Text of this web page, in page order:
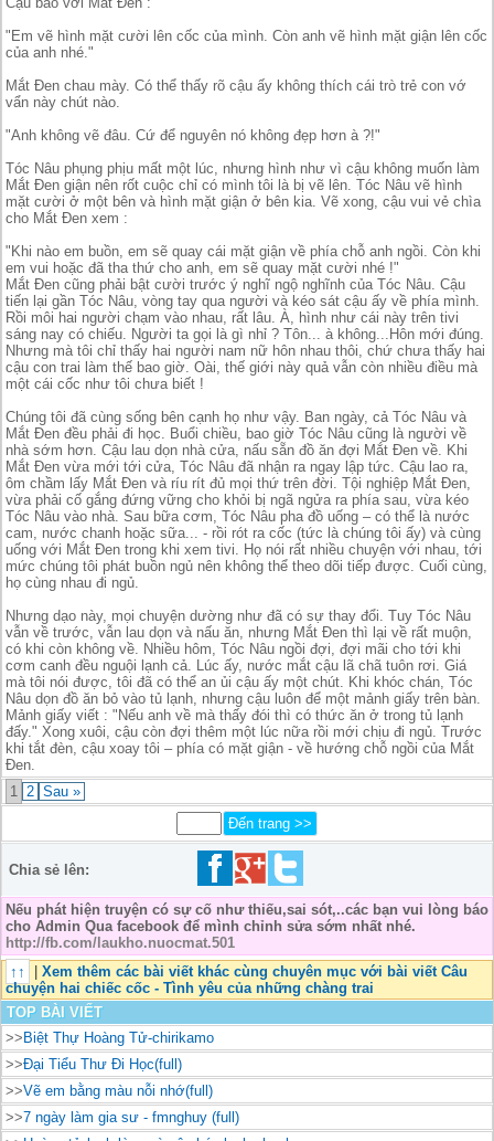
"Em vẽ hình mặt cười lên cốc của mình. Còn anh vẽ hình mặt giận lên cốc
của anh nhé."
Mắt Đen chau mày. Có thể thấy rõ cậu ấy không thích cái trò trẻ con vớ
vẩn này chút nào.
"Anh không vẽ đâu. Cứ để nguyên nó không đẹp hơn à ?!"
Tóc Nâu phụng phịu mất một lúc, nhưng hình như vì cậu không muốn làm
Mắt Đen giận nên rốt cuộc chỉ có mình tôi là bị vẽ lên. Tóc Nâu vẽ hình
mặt cười ở một bên và hình mặt giận ở bên kia. Vẽ xong, cậu vui vẻ chìa
cho Mắt Đen xem :
"Khi nào em buồn, em sẽ quay cái mặt giận về phía chỗ anh ngồi. Còn khi
em vui hoặc đã tha thứ cho anh, em sẽ quay mặt cười nhé !"
Mắt Đen cũng phải bật cười trước ý nghĩ ngộ nghĩnh của Tóc Nâu. Cậu
tiến lại gần Tóc Nâu, vòng tay qua người và kéo sát cậu ấy về phía mình.
Rồi môi hai người chạm vào nhau, rất lâu. À, hình như cái này trên tivi
sáng nay có chiếu. Người ta gọi là gì nhỉ ? Tôn... à không...Hôn mới đúng.
Nhưng mà tôi chỉ thấy hai người nam nữ hôn nhau thôi, chứ chưa thấy hai
cậu con trai làm thế bao giờ. Oài, thế giới này quả vẫn còn nhiều điều mà
một cái cốc như tôi chưa biết !
Chúng tôi đã cùng sống bên cạnh họ như vậy. Ban ngày, cả Tóc Nâu và
Mắt Đen đều phải đi học. Buổi chiều, bao giờ Tóc Nâu cũng là người về
nhà sớm hơn. Cậu lau dọn nhà cửa, nấu sẵn đồ ăn đợi Mắt Đen về. Khi
Mắt Đen vừa mới tới cửa, Tóc Nâu đã nhận ra ngay lập tức. Cậu lao ra,
ôm chầm lấy Mắt Đen và ríu rít đủ mọi thứ trên đời. Tội nghiệp Mắt Đen,
vừa phải cố gắng đứng vững cho khỏi bị ngã ngửa ra phía sau, vừa kéo
Tóc Nâu vào nhà. Sau bữa cơm, Tóc Nâu pha đồ uống – có thể là nước
cam, nước chanh hoặc sữa... - rồi rót ra cốc (tức là chúng tôi ấy) và cùng
uống với Mắt Đen trong khi xem tivi. Họ nói rất nhiều chuyện với nhau, tới
mức chúng tôi phát buồn ngủ nên không thể theo dõi tiếp được. Cuối cùng,
họ cùng nhau đi ngủ.
Nhưng dạo này, mọi chuyện dường như đã có sự thay đổi. Tuy Tóc Nâu
vẫn về trước, vẫn lau dọn và nấu ăn, nhưng Mắt Đen thì lại về rất muộn,
có khi còn không về. Nhiều hôm, Tóc Nâu ngồi đợi, đợi mãi cho tới khi
cơm canh đều nguội lạnh cả. Lúc ấy, nước mắt cậu lã chã tuôn rơi. Giá
mà tôi nói được, tôi đã có thể an ủi cậu ấy một chút. Khi khóc chán, Tóc
Nâu dọn đồ ăn bỏ vào tủ lạnh, nhưng cậu luôn để một mảnh giấy trên bàn.
Mảnh giấy viết : "Nếu anh về mà thấy đói thì có thức ăn ở trong tủ lạnh
đấy." Xong xuôi, cậu còn đợi thêm một lúc nữa rồi mới chịu đi ngủ. Trước
khi tắt đèn, cậu xoay tôi – phía có mặt giận - về hướng chỗ ngồi của Mắt
Đen.
1
2 Sau »
Chia sẻ lên:
Nếu phát hiện truyện có sự cố như thiếu,sai sót,..các bạn vui lòng báo
cho Admin Qua facebook để mình chỉnh sửa sớm nhất nhé.
http://fb.com/laukho.nuocmat.501
↑↑
| Xem thêm các bài viết khác cùng chuyên mục với bài viết Câu
chuyện hai chiếc cốc - Tình yêu của những chàng trai
TOP BÀI VIẾT
>>Biệt Thự Hoàng Tử-chirikamo
>>Đại Tiểu Thư Đi Học(full)
>>Vẽ em bằng màu nỗi nhớ(full)
>>7 ngày làm gia sư - fmnghuy (full)